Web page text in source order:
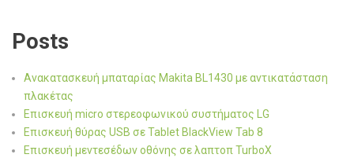
Posts
Ανακατασκευή μπαταρίας Makita BL1430 με αντικατάσταση
πλακέτας
Επισκευή micro στερεοφωνικού συστήματος LG
Επισκευή θύρας USB σε Tablet BlackView Tab 8
Επισκευή μεντεσέδων οθόνης σε λαπτοπ TurboX